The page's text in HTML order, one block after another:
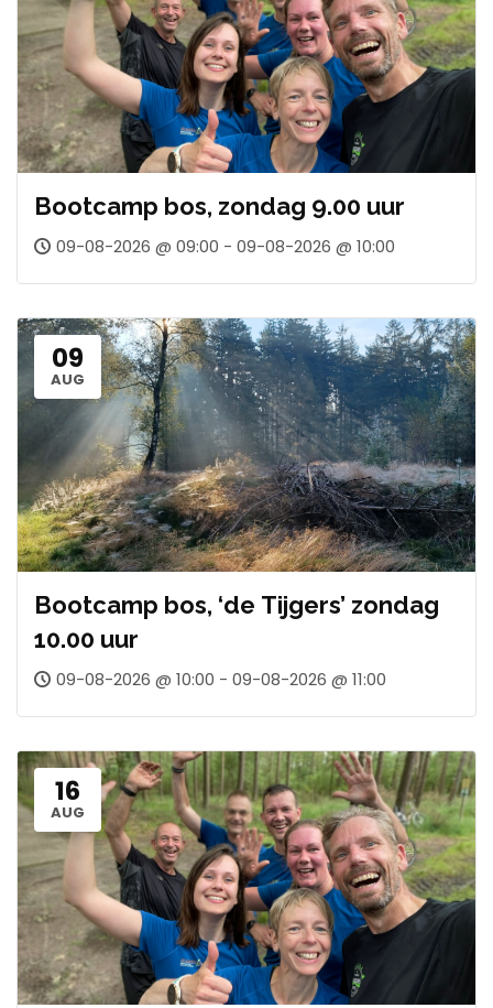
Bootcamp bos, zondag 9.00 uur
09-08-2026 @ 09:00 - 09-08-2026 @ 10:00
09
AUG
Bootcamp bos, ‘de Tijgers’ zondag
10.00 uur
09-08-2026 @ 10:00 - 09-08-2026 @ 11:00
16
AUG